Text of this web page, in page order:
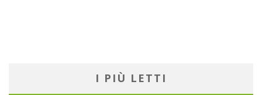
I PIÙ LETTI